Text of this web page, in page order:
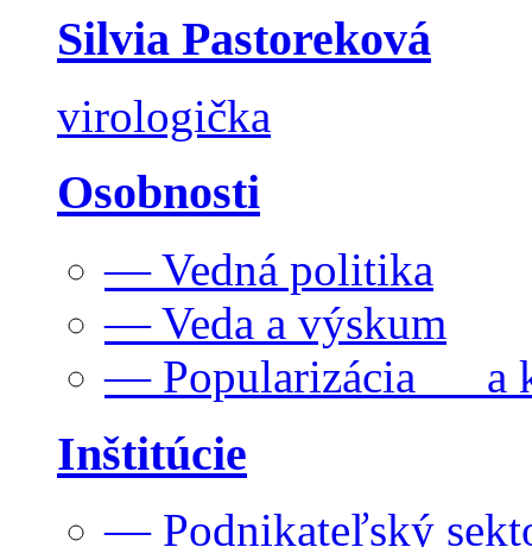
Silvia Pastoreková
virologička
Osobnosti
— Vedná politika
— Veda a výskum
— Popularizácia a
Inštitúcie
— Podnikateľský